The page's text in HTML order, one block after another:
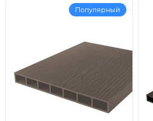
Популярный